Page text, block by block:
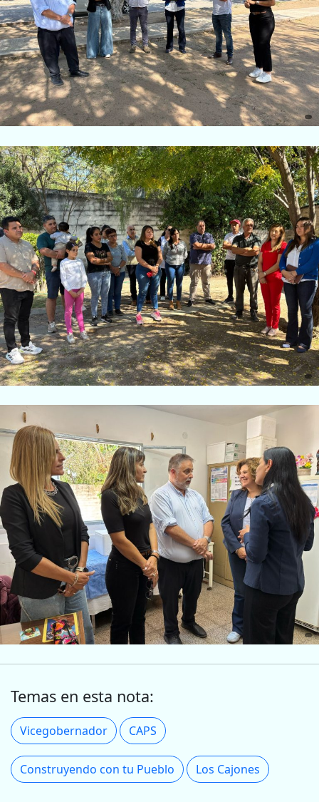
Temas en esta nota:
Vicegobernador CAPS
Construyendo con tu Pueblo Los Cajones